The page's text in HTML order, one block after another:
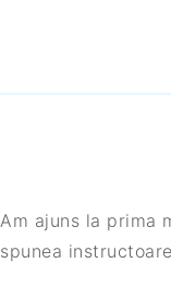
Am ajuns la prima
spunea